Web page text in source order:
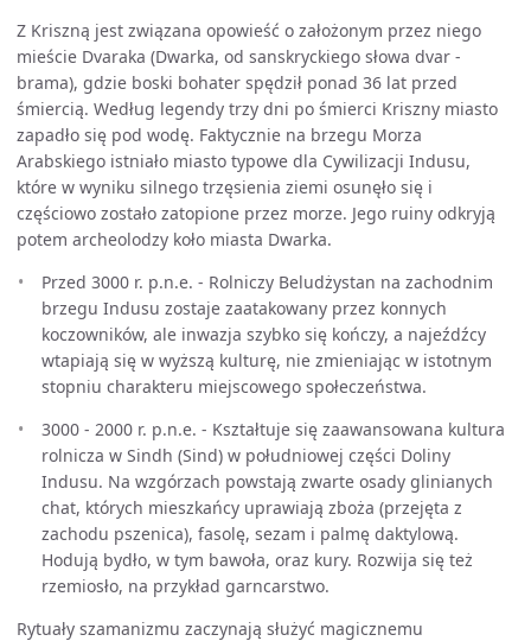
Z Kriszną jest związana opowieść o założonym przez niego
mieście Dvaraka (Dwarka, od sanskryckiego słowa dvar -
brama), gdzie boski bohater spędził ponad 36 lat przed
śmiercią. Według legendy trzy dni po śmierci Kriszny miasto
zapadło się pod wodę. Faktycznie na brzegu Morza
Arabskiego istniało miasto typowe dla Cywilizacji Indusu,
które w wyniku silnego trzęsienia ziemi osunęło się i
częściowo zostało zatopione przez morze. Jego ruiny odkryją
potem archeolodzy koło miasta Dwarka.
Przed 3000 r. p.n.e. - Rolniczy Beludżystan na zachodnim
brzegu Indusu zostaje zaatakowany przez konnych
koczowników, ale inwazja szybko się kończy, a najeźdźcy
wtapiają się w wyższą kulturę, nie zmieniając w istotnym
stopniu charakteru miejscowego społeczeństwa.
3000 - 2000 r. p.n.e. - Kształtuje się zaawansowana kultura
rolnicza w Sindh (Sind) w południowej części Doliny
Indusu. Na wzgórzach powstają zwarte osady glinianych
chat, których mieszkańcy uprawiają zboża (przejęta z
zachodu pszenica), fasolę, sezam i palmę daktylową.
Hodują bydło, w tym bawoła, oraz kury. Rozwija się też
rzemiosło, na przykład garncarstwo.
Rytuały szamanizmu zaczynają służyć magicznemu